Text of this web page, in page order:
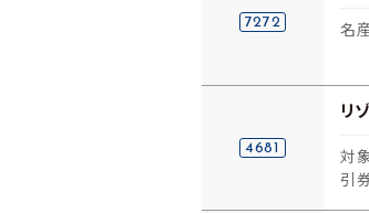
7272
名
4681
リ
対
引